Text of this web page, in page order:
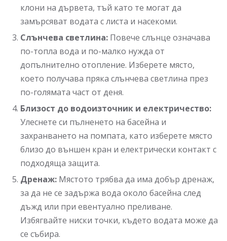
клони на дървета, тъй като те могат да
замърсяват водата с листа и насекоми.
Слънчева светлина: Повече слънце означава
по-топла вода и по-малко нужда от
допълнително отопление. Изберете място,
което получава пряка слънчева светлина през
по-голямата част от деня.
Близост до водоизточник и електричество:
Улеснете си пълненето на басейна и
захранването на помпата, като изберете място
близо до външен кран и електрически контакт с
подходяща защита.
Дренаж: Мястото трябва да има добър дренаж,
за да не се задържа вода около басейна след
дъжд или при евентуално преливане.
Избягвайте ниски точки, където водата може да
се събира.